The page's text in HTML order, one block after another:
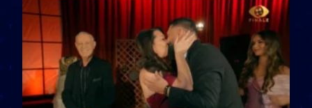
të fituar çmimin e madh